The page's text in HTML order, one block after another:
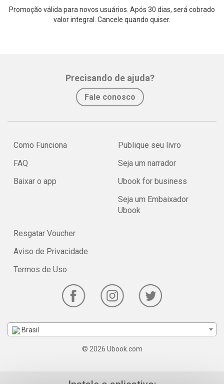
Promoção válida para novos usuários. Após 30 dias, será cobrado
valor integral. Cancele quando quiser.
Precisando de ajuda?
Fale conosco
Como Funciona
FAQ
Baixar o app
Publique seu livro
Seja um narrador
Ubook for business
Seja um Embaixador
Ubook
Resgatar Voucher
Aviso de Privacidade
Termos de Uso
Brasil
© 2026 Ubook.com